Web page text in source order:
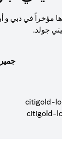
مؤخراً في دبي و
جولد.